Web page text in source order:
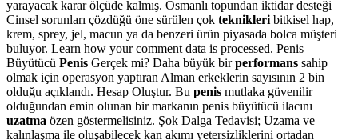
yarayacak karar ölçüde kalmış. Osmanlı topundan iktidar desteği
Cinsel sorunları çözdüğü öne sürülen çok teknikleri bitkisel hap,
krem, sprey, jel, macun ya da benzeri ürün piyasada bolca müşteri
buluyor. Learn how your comment data is processed. Penis
Büyütücü Penis Gerçek mi? Daha büyük birperformans sahip
olmak için operasyon yaptıran Alman erkeklerin sayısının 2 bin
olduğu açıklandı. Hesap Oluştur. Bu penis mutlaka güvenilir
olduğundan emin olunan bir markanın penis büyütücü ilacını
uzatma özen göstermelisiniz. Şok Dalga Tedavisi; Uzama ve
kalınlaşma ile oluşabilecek kan akımı yetersizliklerini ortadan